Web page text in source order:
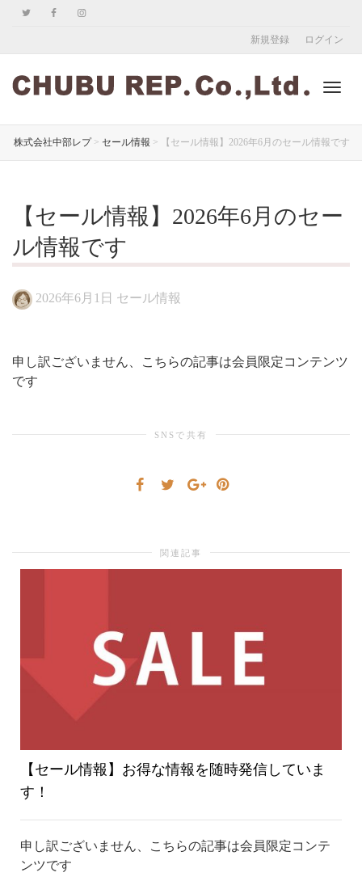
新規登録 ログイン
株式会社中部レプ> セール情報 > 【セール情報】2026年6月のセール情報です
【セール情報】2026年6月のセー
ル情報です
2026年6月1日 セール情報
申し訳ございません、こちらの記事は会員限定コンテンツ
です
SNSで共有
関連記事
【セール情報】お得な情報を随時発信していま
す！
申し訳ございません、こちらの記事は会員限定コンテ
ンツです